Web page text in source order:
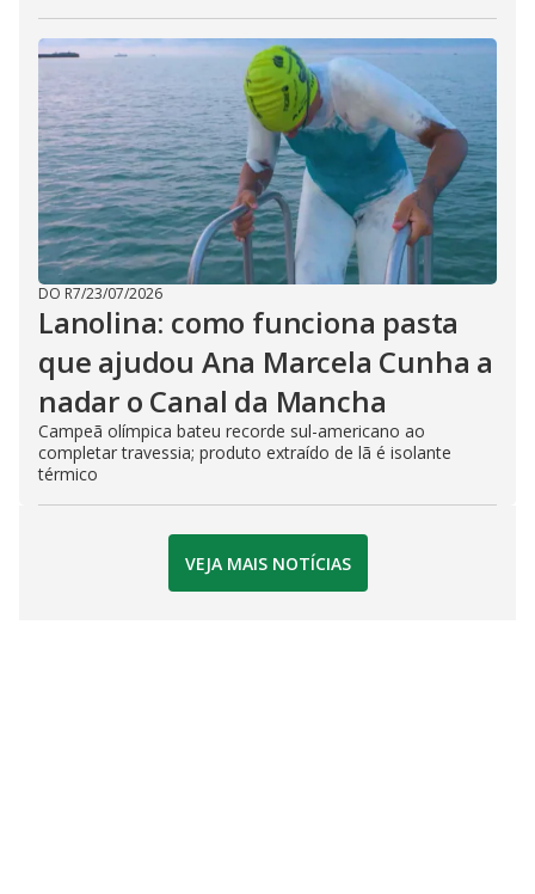
DO R7/23/07/2026
Lanolina: como funciona pasta
que ajudou Ana Marcela Cunha a
nadar o Canal da Mancha
Campeã olímpica bateu recorde sul-americano ao
completar travessia; produto extraído de lã é isolante
térmico
VEJA MAIS NOTÍCIAS